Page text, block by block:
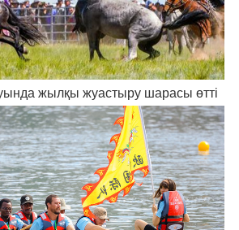
жылқы жуастыру шарасы өтті